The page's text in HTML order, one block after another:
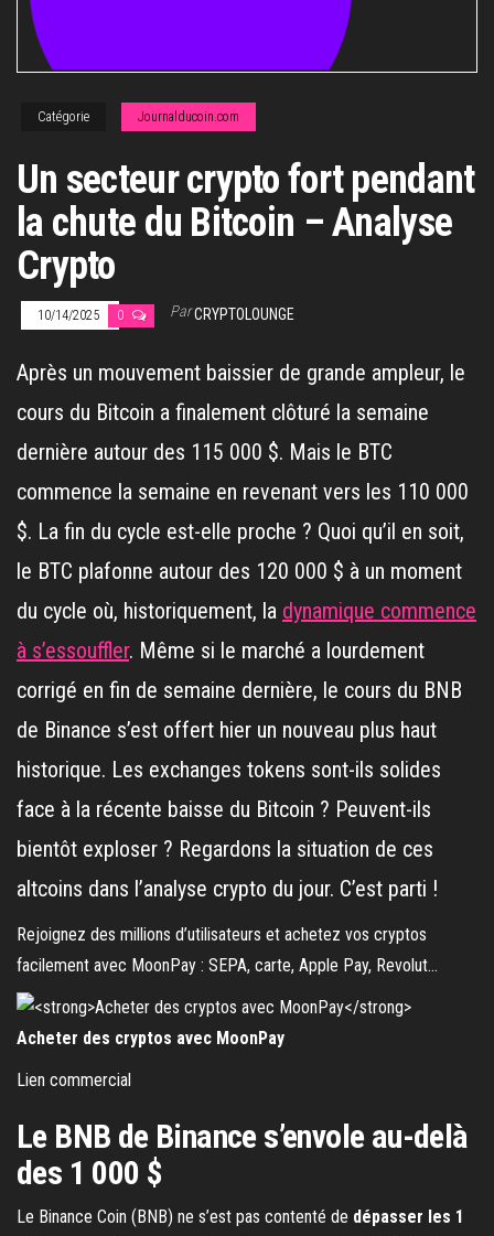
Catégorie Journalducoin.com
Un secteur crypto fort pendant
la chute du Bitcoin – Analyse
Crypto
10/14/2025 0 ParCRYPTOLOUNGE
Après un mouvement baissier de grande ampleur, le
cours du Bitcoin a finalement clôturé la semaine
dernière autour des 115 000 $. Mais le BTC
commence la semaine en revenant vers les 110 000
$. La fin du cycle est-elle proche ? Quoi qu’il en soit,
le BTC plafonne autour des 120 000 $ à un moment
du cycle où, historiquement, la dynamique commence
à s’essouffler. Même si le marché a lourdement
corrigé en fin de semaine dernière, le cours du BNB
de Binance s’est offert hier un nouveau plus haut
historique. Les exchanges tokens sont-ils solides
face à la récente baisse du Bitcoin ? Peuvent-ils
bientôt exploser ? Regardons la situation de ces
altcoins dans l’analyse crypto du jour. C’est parti !
Rejoignez des millions d’utilisateurs et achetez vos cryptos
facilement avec MoonPay : SEPA, carte, Apple Pay, Revolut…
Acheter des cryptos avec MoonPay
Lien commercial
Le BNB de Binance s’envole au-delà
des 1 000 $
Le Binance Coin (BNB) ne s’est pas contenté de dépasser les 1